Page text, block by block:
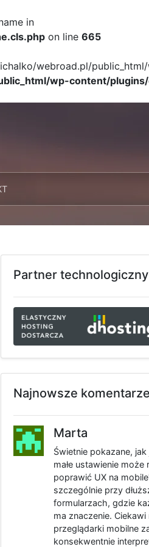
in
on line 665
webroad.pl/
wp-content/
Partner technologiczny
Najnowsze komentarze
Marta
Świetnie pokazane, jak
małe ustawienie może
poprawić UX na
szczególnie przy
formularzach, gdzie
ma znaczenie.
przeglądarki mobilne
konsekwentnie